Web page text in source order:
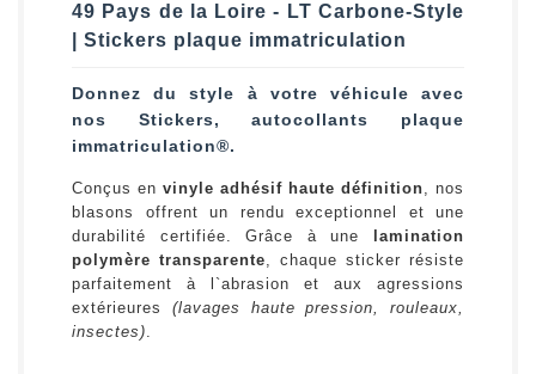
49 Pays de la Loire - LT Carbone-Style
| Stickers plaque immatriculation
Donnez du style à votre véhicule avec
nos Stickers, autocollants plaque
immatriculation®.
Conçus en vinyle adhésif haute définition, nos
blasons offrent un rendu exceptionnel et une
durabilité certifiée. Grâce à une
lamination
polymère transparente, chaque sticker résiste
parfaitement à l`abrasion et aux agressions
extérieures (lavages haute pression, rouleaux,
insectes).